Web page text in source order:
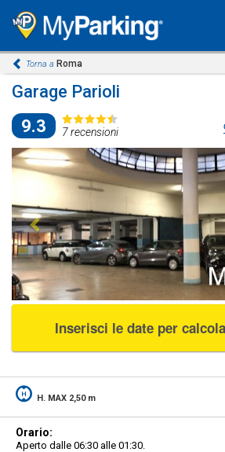
Torna a Roma
Garage Parioli
9.3
7 recensioni
Previous
Inserisci le date per
H. MAX 2,50 m
Orario:
Aperto dalle 06:30 alle 01:30.